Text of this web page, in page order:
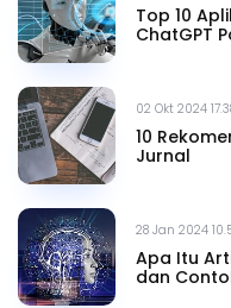
Top 10
ChatGPT
02 Okt 2024
10
Jurnal
28 Jan 2024
Apa Itu
dan